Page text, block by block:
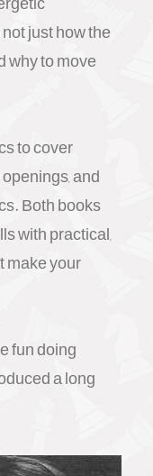
just how the
why to move
to cover
and
Both books
with practical,
your
fun doing
a long